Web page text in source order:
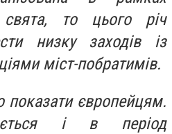
свята, то цього річ
низку заходів із
міст-побратимів.
показати європейцям.
і в період